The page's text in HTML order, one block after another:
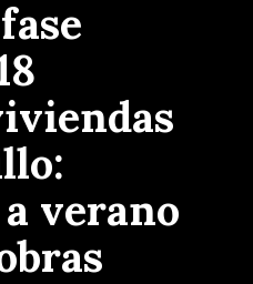
verano